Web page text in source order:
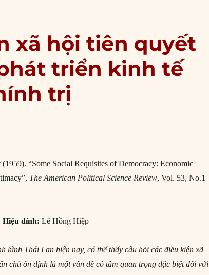
xã hội tiên quyết
triển kinh tế
trị
“Some Social Requisites of Democracy: Economic
The American Political Science Review, Vol. 53, No.1
Hiệu đính: Lê Hồng Hiệp
hình Thái Lan hiện nay, có thể thấy câu hỏi các điều kiện xã
chủ ổn định là một vấn đề có tầm quan trọng đặc biệt đối với